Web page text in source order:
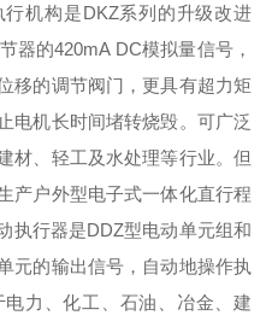
机构是DKZ系列的升级改进
器的420mA DC模拟量信号，
移的调节阀门，更具有超力矩
电机长时间堵转烧毁。 可广泛
材、轻工及水处理等行业。但
产户外型电子式一体化直行程
执行器是DDZ型电动单元组和
元的输出信号，自动地操作执
力、化工、石油、冶金、建